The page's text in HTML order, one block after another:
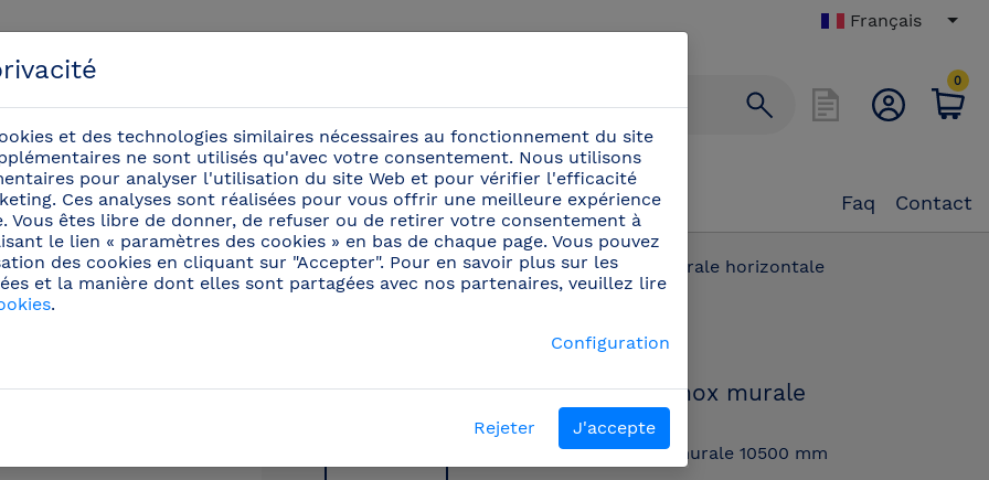
Français
0
Faq Contact
au travail / Barres d appui pour toilettes (15) / Barre d'appui inox murale horizontale
481650
Barre d'appui inox murale
horizontale
Barre d'appui inox murale 10500 mm
et des technologies similaires nécessaires au fonctionnement du site
ne sont utilisés qu'avec votre consentement. Nous utilisons
pour analyser l'utilisation du site Web et pour vérifier l'efficacité
Ces analyses sont réalisées pour vous offrir une meilleure expérience
Vous êtes libre de donner, de refuser ou de retirer votre consentement à
le lien « paramètres des cookies » en bas de chaque page. Vous pouvez
des cookies en cliquant sur "Accepter". Pour en savoir plus sur les
et la manière dont elles sont partagées avec nos partenaires, veuillez lire
.
Configuration
Rejeter J'accepte